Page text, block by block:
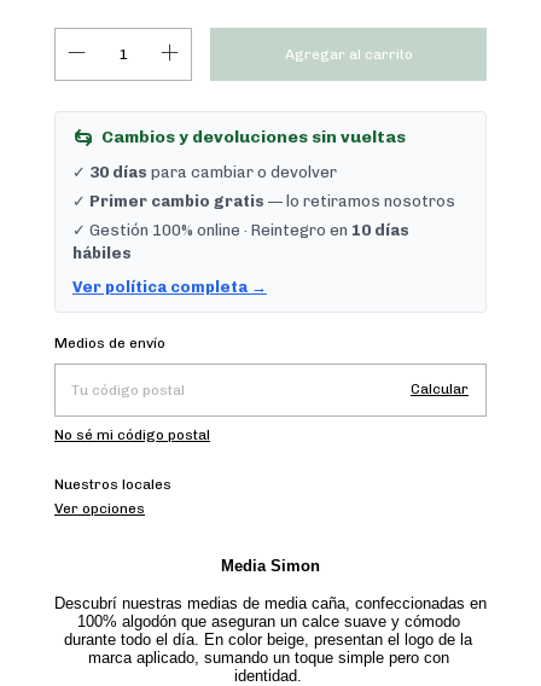
Cambios y devoluciones sin vueltas
✓ 30 días para cambiar o devolver
✓ Primer cambio gratis — lo retiramos nosotros
✓ Gestión 100% online · Reintegro en 10 días
hábiles
Ver política completa →
Entregas para el CP:
Medios de envío
Calcular
No sé mi código postal
Nuestros locales
Ver opciones
Media Simon
Descubrí nuestras medias de media caña, confeccionadas en
100% algodón que aseguran un calce suave y cómodo
durante todo el día. En color beige, presentan el logo de la
marca aplicado, sumando un toque simple pero con
identidad.